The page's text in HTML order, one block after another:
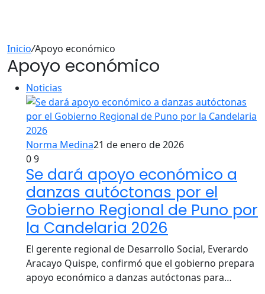
Inicio/Apoyo económico
Apoyo económico
Noticias
Norma Medina21 de enero de 2026
09
Se dará apoyo económico a
danzas autóctonas por el
Gobierno Regional de Puno por
la Candelaria 2026
El gerente regional de Desarrollo Social, Everardo
Aracayo Quispe, confirmó que el gobierno prepara
apoyo económico a danzas autóctonas para…